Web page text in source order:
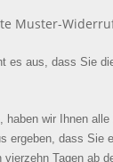
Muster-
es aus, dass Sie
haben wir Ihnen
ergeben, dass Sie
Tagen ab